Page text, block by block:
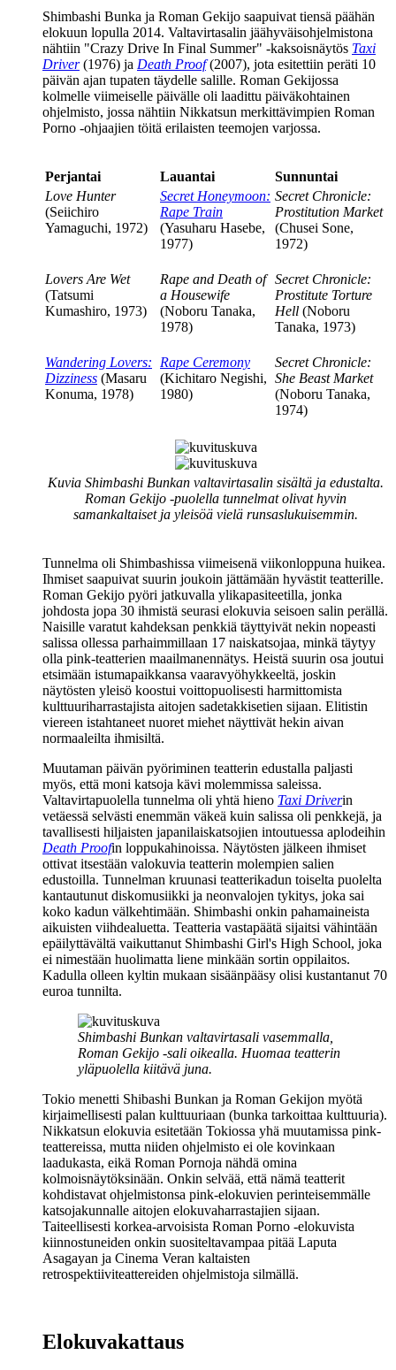
Shimbashi Bunka ja Roman Gekijo saapuivat tiensä päähän
elokuun lopulla 2014. Valtavirtasalin jäähyväisohjelmistona
nähtiin "Crazy Drive In Final Summer" ‑kaksoisnäytös Taxi
Driver(1976) ja Death Proof(2007), jota esitettiin peräti 10
päivän ajan tupaten täydelle salille. Roman Gekijossa
kolmelle viimeiselle päivälle oli laadittu päiväkohtainen
ohjelmisto, jossa nähtiin Nikkatsun merkittävimpien Roman
Porno ‑ohjaajien töitä erilaisten teemojen varjossa.
Perjantai Lauantai
Sunnuntai
Love Hunter
(Seiichiro
Yamaguchi, 1972)
Secret Honeymoon:
Rape Train
(Yasuharu Hasebe,
1977)
Secret Chronicle:
Prostitution Market
(Chusei Sone,
1972)
Lovers Are Wet
(Tatsumi
Kumashiro, 1973)
Rape and Death of
a Housewife
(Noboru Tanaka,
1978)
Secret Chronicle:
Prostitute Torture
Hell (Noboru
Tanaka, 1973)
Wandering Lovers:
Dizziness (Masaru
Konuma, 1978)
Rape Ceremony
(Kichitaro Negishi,
1980)
Secret Chronicle:
She Beast Market
(Noboru Tanaka,
1974)
Kuvia Shimbashi Bunkan valtavirtasalin sisältä ja edustalta.
Roman Gekijo ‑puolella tunnelmat olivat hyvin
samankaltaiset ja yleisöä vielä runsaslukuisemmin.
Tunnelma oli Shimbashissa viimeisenä viikonloppuna huikea.
Ihmiset saapuivat suurin joukoin jättämään hyvästit teatterille.
Roman Gekijo pyöri jatkuvalla ylikapasiteetilla, jonka
johdosta jopa 30 ihmistä seurasi elokuvia seisoen salin perällä.
Naisille varatut kahdeksan penkkiä täyttyivät nekin nopeasti
salissa ollessa parhaimmillaan 17 naiskatsojaa, minkä täytyy
olla pink-teatterien maailmanennätys. Heistä suurin osa joutui
etsimään istumapaikkansa vaaravyöhykkeeltä, joskin
näytösten yleisö koostui voittopuolisesti harmittomista
kulttuuriharrastajista aitojen sadetakkisetien sijaan. Elitistin
viereen istahtaneet nuoret miehet näyttivät hekin aivan
normaaleilta ihmisiltä.
Muutaman päivän pyöriminen teatterin edustalla paljasti
myös, että moni katsoja kävi molemmissa saleissa.
Valtavirtapuolella tunnelma oli yhtä hieno Taxi Driverin
vetäessä selvästi enemmän väkeä kuin salissa oli penkkejä, ja
tavallisesti hiljaisten japanilaiskatsojien intoutuessa aplodeihin
Death Proofin loppukahinoissa. Näytösten jälkeen ihmiset
ottivat itsestään valokuvia teatterin molempien salien
edustoilla. Tunnelman kruunasi teatterikadun toiselta puolelta
kantautunut diskomusiikki ja neonvalojen tykitys, joka sai
koko kadun välkehtimään. Shimbashi onkin pahamaineista
aikuisten viihdealuetta. Teatteria vastapäätä sijaitsi vähintään
epäilyttävältä vaikuttanut Shimbashi Girl's High School, joka
ei nimestään huolimatta liene minkään sortin oppilaitos.
Kadulla olleen kyltin mukaan sisäänpääsy olisi kustantanut 70
euroa tunnilta.
Shimbashi Bunkan valtavirtasali vasemmalla,
Roman Gekijo ‑sali oikealla. Huomaa teatterin
yläpuolella kiitävä juna.
Tokio menetti Shibashi Bunkan ja Roman Gekijon myötä
kirjaimellisesti palan kulttuuriaan (bunka tarkoittaa kulttuuria).
Nikkatsun elokuvia esitetään Tokiossa yhä muutamissa pink-
teattereissa, mutta niiden ohjelmisto ei ole kovinkaan
laadukasta, eikä Roman Pornoja nähdä omina
kolmoisnäytöksinään. Onkin selvää, että nämä teatterit
kohdistavat ohjelmistonsa pink-elokuvien perinteisemmälle
katsojakunnalle aitojen elokuvaharrastajien sijaan.
Taiteellisesti korkea-arvoisista Roman Porno ‑elokuvista
kiinnostuneiden onkin suositeltavampaa pitää Laputa
Asagayan ja Cinema Veran kaltaisten
retrospektiiviteattereiden ohjelmistoja silmällä.
Elokuvakattaus